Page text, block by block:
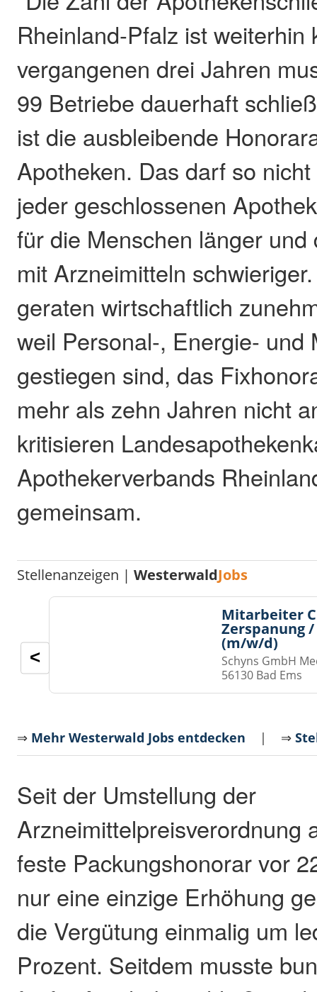
Rheinland-Pfalz ist weiterhin
vergangenen drei Jahren
99 Betriebe dauerhaft
ist die ausbleibende
Apotheken. Das darf so
jeder geschlossenen
für die Menschen länger und
mit Arzneimitteln
geraten wirtschaftlich
weil Personal-, Energie- und
gestiegen sind, das
mehr als zehn Jahren nicht
kritisieren
Apothekerverbands
gemeinsam.
Stellenanzeigen |WesterwaldJobs
Mitarbeiter
Zerspanung
(m/w/d)
Schyns GmbH
56130 Bad Ems
<
⇒ Mehr Westerwald Jobs entdecken | ⇒
Seit der Umstellung der
Arzneimittelpreisverordnung
feste Packungshonorar vor
nur eine einzige Erhöhung
die Vergütung einmalig um
Prozent. Seitdem musste